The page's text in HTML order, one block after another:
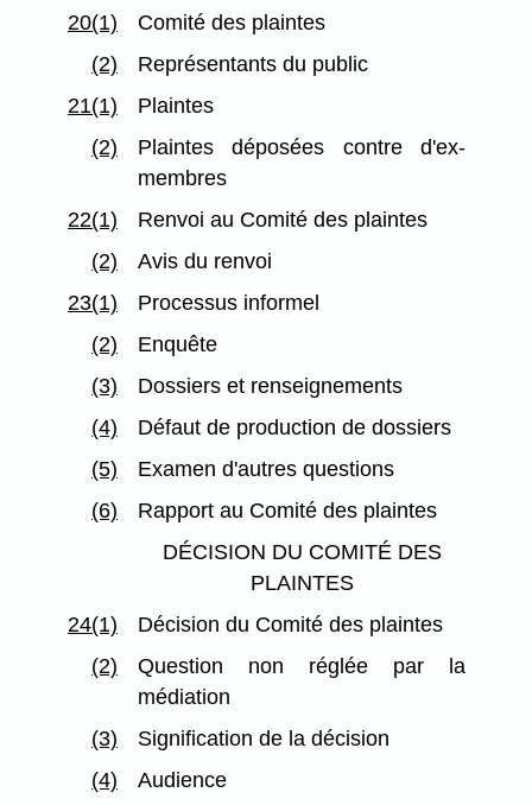
20(1)
Comité des plaintes
(2)
Représentants du public
21(1)
Plaintes
(2)
Plaintes déposées contre d'ex-
membres
22(1)
Renvoi au Comité des plaintes
(2)
Avis du renvoi
23(1)
Processus informel
(2)
Enquête
(3)
Dossiers et renseignements
(4)
Défaut de production de dossiers
(5)
Examen d'autres questions
(6)
Rapport au Comité des plaintes
DÉCISION DU COMITÉ DES
PLAINTES
24(1)
Décision du Comité des plaintes
(2)
Question non réglée par la
médiation
(3)
Signification de la décision
(4)
Audience